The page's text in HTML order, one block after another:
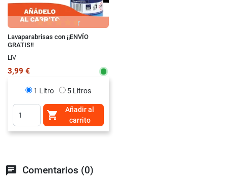
Lavaparabrisas con ¡¡ENVÍO
GRATIS!!
LIV
3,99 €
1 Litro 5 Litros

Añadir al
carrito
chat Comentarios (0)